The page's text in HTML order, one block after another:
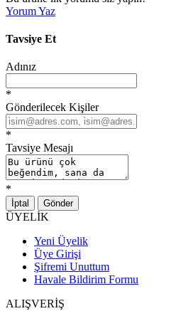
Yorum Yaz
Tavsiye Et
Adınız
*
Gönderilecek Kişiler
*
Tavsiye Mesajı
*
İptal Gönder
ÜYELİK
Yeni Üyelik
Üye Girişi
Şifremi Unuttum
Havale Bildirim Formu
ALIŞVERİŞ